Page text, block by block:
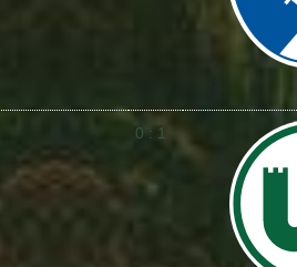
0 : 1